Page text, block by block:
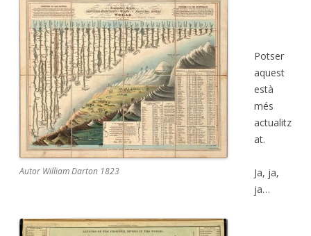
Autor William Darton 1823
Potser
aquest
està
més
actualitz
at.
Ja, ja,
ja…